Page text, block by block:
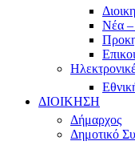
Νέα –
ΔΙΟΙΚΗΣΗ
Δήμαρχος
Δημοτικό